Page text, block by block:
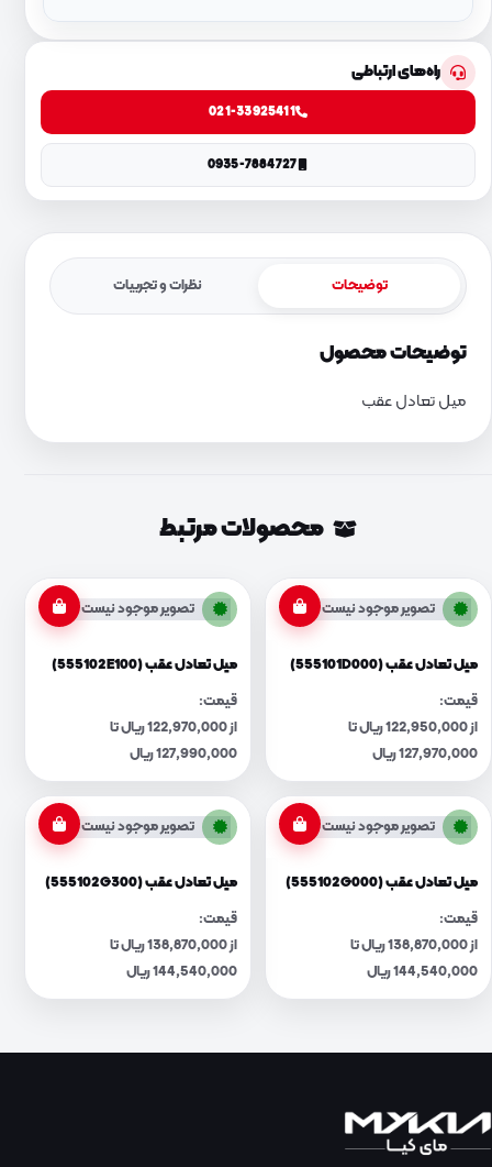
راه‌های ارتباطی
021-33925411
0935-7884727
توضیحات نظرات و تجربیات
توضیحات محصول
میل تعادل عقب
محصولات مرتبط
تصویر موجود نیست
میل تعادل عقب (555101D000)
قیمت:
از 122,950,000 ریال تا
127,970,000 ریال
تصویر موجود نیست
میل تعادل عقب (555102E100)
قیمت:
از 122,970,000 ریال تا
127,990,000 ریال
تصویر موجود نیست
میل تعادل عقب (555102G000)
قیمت:
از 138,870,000 ریال تا
144,540,000 ریال
تصویر موجود نیست
میل تعادل عقب (555102G300)
قیمت:
از 138,870,000 ریال تا
144,540,000 ریال